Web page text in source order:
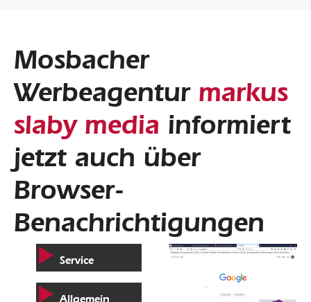
Mosbacher
Werbeagentur markus
slaby media informiert
jetzt auch über
Browser-
Benachrichtigungen
Service
Allgemein